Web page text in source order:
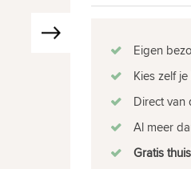
Eigen
Kies zelf
Direct van
Al meer
Gratis